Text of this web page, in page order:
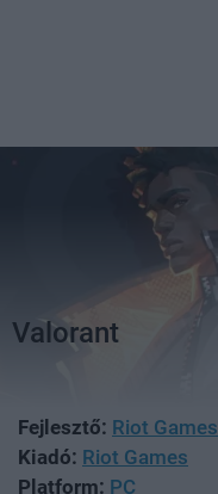
Valorant
Fejlesztő: Riot Games
Kiadó: Riot Games
Platform: PC